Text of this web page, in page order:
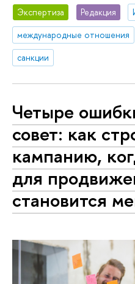
Экспертиза Редакция
международные отношения
санкции
Четыре
совет: как
кампанию,
для
становится